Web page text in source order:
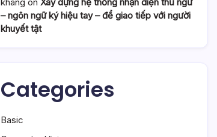
– ngôn ngữ ký hiệu tay – để giao tiếp với người
khuyết tật
Categories
Basic